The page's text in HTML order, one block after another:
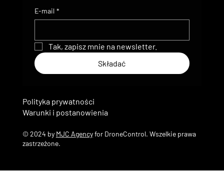
E-mail *
Tak, zapisz mnie na newsletter.
Składać
© 2024 by MJC Agencyfor DroneControl. Wszelkie prawa
zastrzeżone.
Warunki i postanowienia
Polityka prywatności